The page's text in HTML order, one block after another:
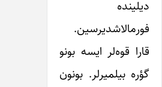
دیلینده
فورمالاشدیرسین.
قارا قوه‌لر ایسه بونو
گؤره بیلمیرلر. بونون